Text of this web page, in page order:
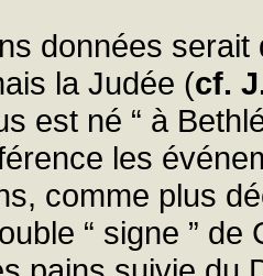
données serait
la Judée (cf.
est né “ à
les
comme plus
“ signe ”